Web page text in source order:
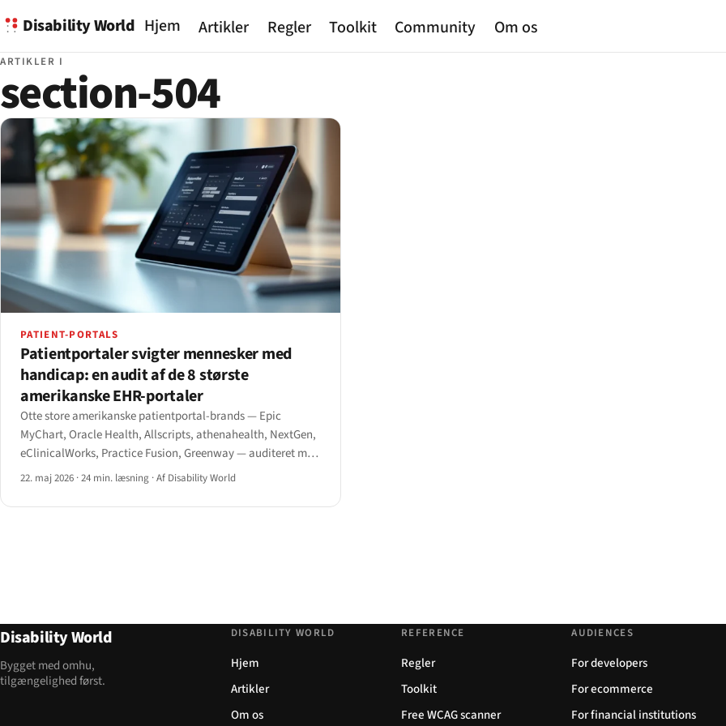
Disability World Hjem Artikler Regler Toolkit Community Om os
ARTIKLER I
section-504
PATIENT-PORTALS
Patientportaler svigter mennesker med
handicap: en audit af de 8 største
amerikanske EHR-portaler
Otte store amerikanske patientportal-brands — Epic
MyChart, Oracle Health, Allscripts, athenahealth, NextGen,
eClinicalWorks, Practice Fusion, Greenway — auditeret mod
WCAG 2.1 AA og HHS Section 504-slutreglen fra maj 2024.
22. maj 2026 ·24 min. læsning ·Af Disability World
Disability World
Bygget med omhu,
tilgængelighed først.
DISABILITY WORLD
Hjem
Artikler
Om os
REFERENCE
Regler
Toolkit
Free WCAG scanner
AUDIENCES
For developers
For ecommerce
For financial institutions